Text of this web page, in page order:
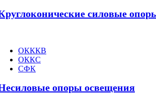
силовые
ОКККВ
ОККС
СФК
опоры освещения